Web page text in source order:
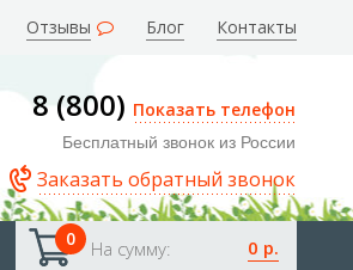
Отзывы Блог Контакты
8 (800) Показать телефон
Бесплатный звонок из России
Заказать обратный звонок
0 На сумму: 0 р.